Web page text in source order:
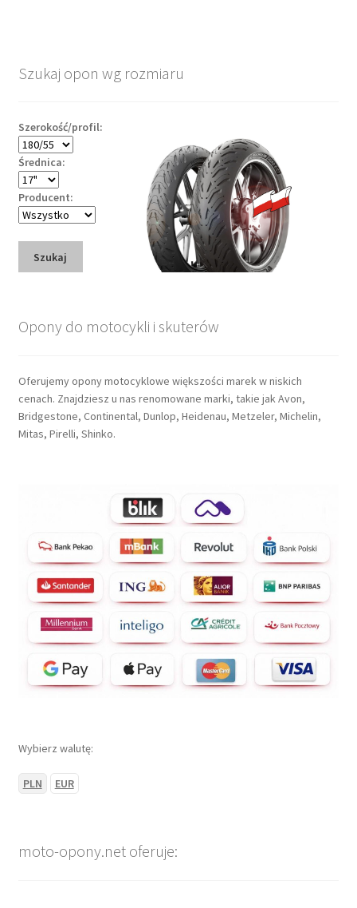
Szukaj opon wg rozmiaru
Szerokość/profil:
Średnica:
Producent:
Szukaj
Opony do motocykli i skuterów
Oferujemy opony motocyklowe większości marek w niskich
cenach. Znajdziesz u nas renomowane marki, takie jak Avon,
Bridgestone, Continental, Dunlop, Heidenau, Metzeler, Michelin,
Mitas, Pirelli, Shinko.
Wybierz walutę:
PLN EUR
moto-opony.net oferuje: